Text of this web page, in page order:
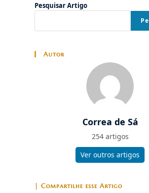
Pesquisar Artigo
Autor
Correa de Sá
254 artigos
Ver outros artigos
| Compartilhe esse Artigo